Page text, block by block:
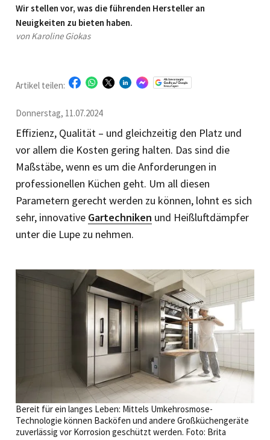
Wir stellen vor, was die führenden Hersteller an
Neuigkeiten zu bieten haben.
von Karoline Giokas
Donnerstag, 11.07.2024
Artikel teilen:
Effizienz, Qualität – und gleichzeitig den Platz und
vor allem die Kosten gering halten. Das sind die
Maßstäbe, wenn es um die Anforderungen in
professionellen Küchen geht. Um all diesen
Parametern gerecht werden zu können, lohnt es sich
sehr, innovative Gartechniken und Heißluftdämpfer
unter die Lupe zu nehmen.
Bereit für ein langes Leben: Mittels Umkehrosmose-
Technologie können Backöfen und andere Großküchengeräte
zuverlässig vor Korrosion geschützt werden. Foto: Brita